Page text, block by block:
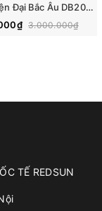
Đèn Bàn Hiện Đại Bắc Âu DB2098
3.000.000₫
TẾ REDSUN